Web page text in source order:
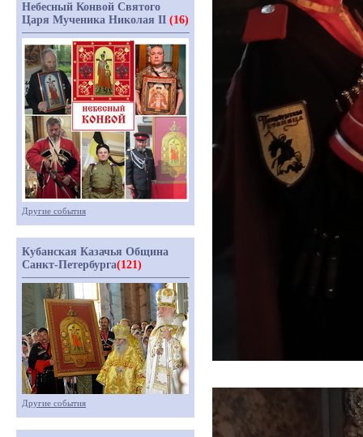
Небесный Конвой Святого
Царя Мученика Николая II (16)
Другие события
Кубанская Казачья Община
Санкт-Петербурга(121)
Другие события